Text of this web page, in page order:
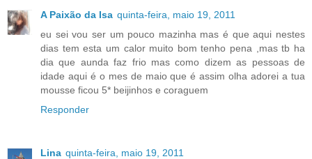
A Paixão da Isa quinta-feira, maio 19, 2011
eu sei vou ser um pouco mazinha mas é que aqui nestes
dias tem esta um calor muito bom tenho pena ,mas tb ha
dia que aunda faz frio mas como dizem as pessoas de
idade aqui é o mes de maio que é assim olha adorei a tua
mousse ficou 5* beijinhos e coraguem
Responder
Lina quinta-feira, maio 19, 2011